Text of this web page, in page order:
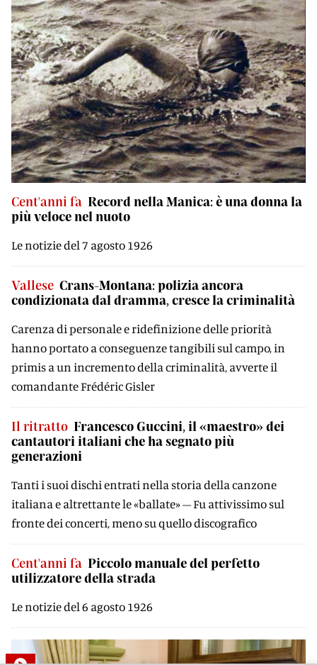
Cent'anni fa Record nella Manica: è una donna la
più veloce nel nuoto
Le notizie del 7 agosto 1926
Vallese Crans-Montana: polizia ancora
condizionata dal dramma, cresce la criminalità
Carenza di personale e ridefinizione delle priorità
hanno portato a conseguenze tangibili sul campo, in
primis a un incremento della criminalità, avverte il
comandante Frédéric Gisler
Il ritratto Francesco Guccini, il «maestro» dei
cantautori italiani che ha segnato più
generazioni
Tanti i suoi dischi entrati nella storia della canzone
italiana e altrettante le «ballate» – Fu attivissimo sul
fronte dei concerti, meno su quello discografico
Cent'anni fa Piccolo manuale del perfetto
utilizzatore della strada
Le notizie del 6 agosto 1926